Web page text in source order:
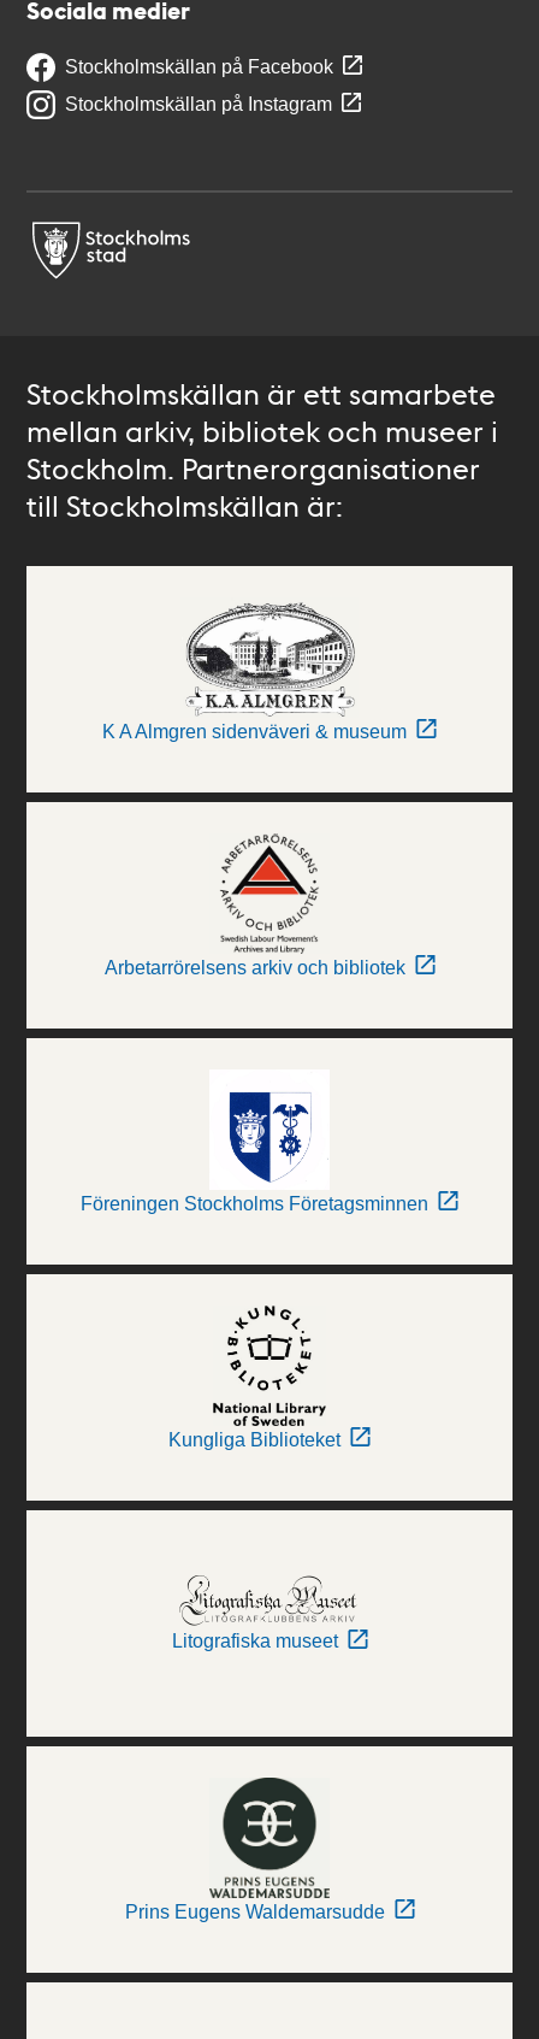
Sociala medier
Stockholmskällan på Facebook
Stockholmskällan på Instagram
Stockholmskällan är ett samarbete
mellan arkiv, bibliotek och museer i
Stockholm. Partnerorganisationer
till Stockholmskällan är:
K A Almgren sidenväveri & museum
Arbetarrörelsens arkiv och bibliotek
Föreningen Stockholms Företagsminnen
Kungliga Biblioteket
Litografiska museet
Prins Eugens Waldemarsudde